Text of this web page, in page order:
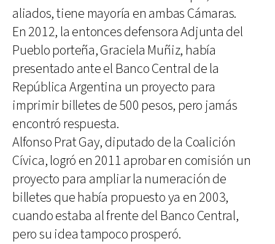
aliados, tiene mayoría en ambas Cámaras.
En 2012, la entonces defensora Adjunta del
Pueblo porteña, Graciela Muñiz, había
presentado ante el Banco Central de la
República Argentina un proyecto para
imprimir billetes de 500 pesos, pero jamás
encontró respuesta.
Alfonso Prat Gay, diputado de la Coalición
Cívica, logró en 2011 aprobar en comisión un
proyecto para ampliar la numeración de
billetes que había propuesto ya en 2003,
cuando estaba al frente del Banco Central,
pero su idea tampoco prosperó.